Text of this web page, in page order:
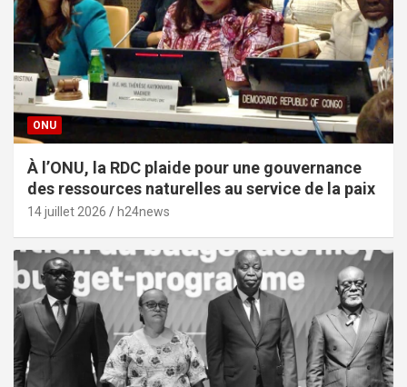
ONU
À l’ONU, la RDC plaide pour une gouvernance
des ressources naturelles au service de la paix
14 juillet 2026 h24news